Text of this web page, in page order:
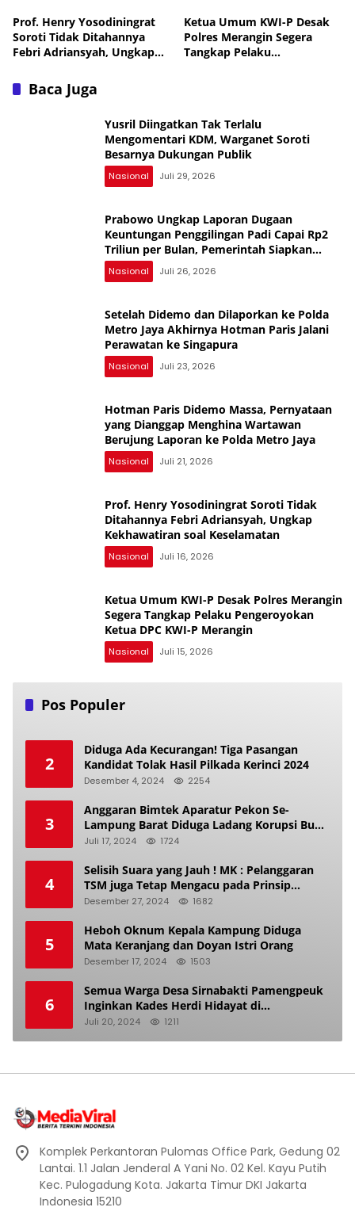
Prof. Henry Yosodiningrat
Soroti Tidak Ditahannya
Febri Adriansyah, Ungkap
Keselamatan
Ketua Umum KWI-P Desak
Polres Merangin Segera
Tangkap Pelaku
Baca Juga
Yusril Diingatkan Tak Terlalu
Mengomentari KDM, Warganet Soroti
Besarnya Dukungan Publik
Nasional Juli 29, 2026
Prabowo Ungkap Laporan Dugaan
Keuntungan Penggilingan Padi Capai Rp2
Triliun per Bulan, Pemerintah Siapkan
Penertiban
Nasional Juli 26, 2026
Setelah Didemo dan Dilaporkan ke Polda
Metro Jaya Akhirnya Hotman Paris Jalani
Perawatan ke Singapura
Nasional Juli 23, 2026
Hotman Paris Didemo Massa, Pernyataan
yang Dianggap Menghina Wartawan
Berujung Laporan ke Polda Metro Jaya
Nasional Juli 21, 2026
Prof. Henry Yosodiningrat Soroti Tidak
Ditahannya Febri Adriansyah, Ungkap
Kekhawatiran soal Keselamatan
Nasional Juli 16, 2026
Ketua Umum KWI-P Desak Polres Merangin
Segera Tangkap Pelaku Pengeroyokan
Ketua DPC KWI-P Merangin
Nasional Juli 15, 2026
Pos Populer
2
Diduga Ada Kecurangan! Tiga Pasangan
Kandidat Tolak Hasil Pilkada Kerinci 2024
Desember 4, 2024 2254
3
Anggaran Bimtek Aparatur Pekon Se-
Lampung Barat Diduga Ladang Korupsi Buat
Makan Anak Istri
Juli 17, 2024 1724
4
Selisih Suara yang Jauh ! MK : Pelanggaran
TSM juga Tetap Mengacu pada Prinsip
Keadilan Pemilu
Desember 27, 2024 1682
5
Heboh Oknum Kepala Kampung Diduga
Mata Keranjang dan Doyan Istri Orang
Desember 17, 2024 1503
6
Semua Warga Desa Sirnabakti Pamengpeuk
Inginkan Kades Herdi Hidayat di
Berhentikan Dari Jabatan nya
Juli 20, 2024 1211
Komplek Perkantoran Pulomas Office Park, Gedung 02
Lantai. 1.1 Jalan Jenderal A Yani No. 02 Kel. Kayu Putih
Kec. Pulogadung Kota. Jakarta Timur DKI Jakarta
Indonesia 15210